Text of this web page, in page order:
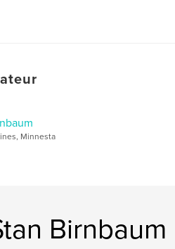
Minnesta
Birnbaum